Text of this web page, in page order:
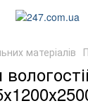
матеріалів